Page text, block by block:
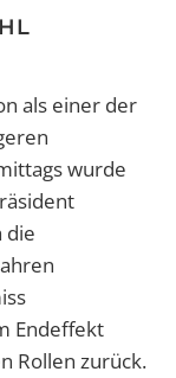
als einer der
wurde
die
Endeffekt
Rollen zurück.